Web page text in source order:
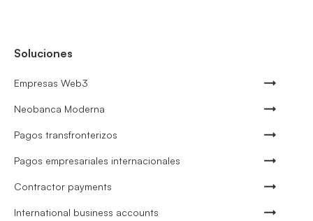
Soluciones
Empresas Web3
Neobanca Moderna
Pagos transfronterizos
Pagos empresariales internacionales
Contractor payments
International business accounts